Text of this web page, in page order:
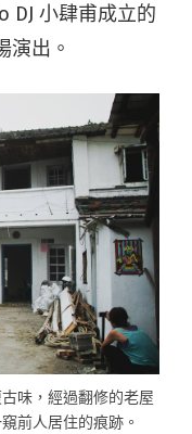
DJ 小肆甫成立的
演出。
味，經過翻修的老屋
前人居住的痕跡。